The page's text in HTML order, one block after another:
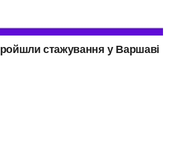
стажування у Варшаві